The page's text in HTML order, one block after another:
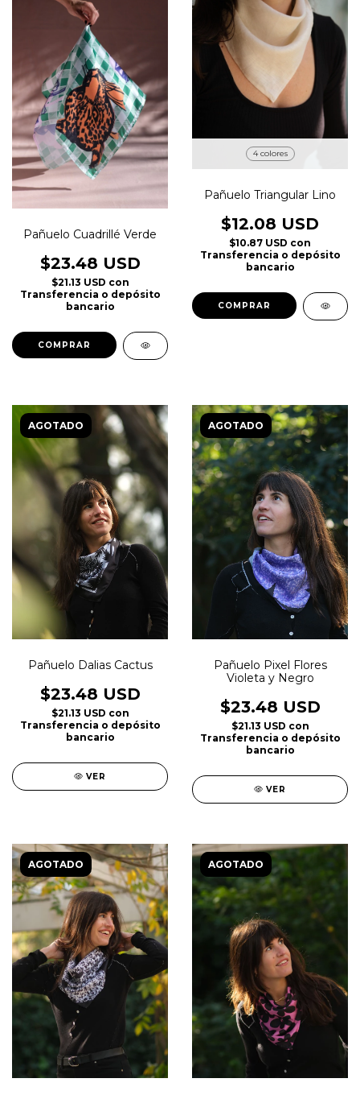
Pañuelo Cuadrillé Verde
$23.48 USD
$21.13 USD con
Transferencia o depósito
bancario
4 colores
Pañuelo Triangular Lino
$12.08 USD
$10.87 USD con
Transferencia o depósito
bancario
COMPRAR
AGOTADO
Pañuelo Dalias Cactus
$23.48 USD
$21.13 USD con
Transferencia o depósito
bancario
VER
AGOTADO
Pañuelo Pixel Flores
Violeta y Negro
$23.48 USD
$21.13 USD con
Transferencia o depósito
bancario
VER
AGOTADO AGOTADO